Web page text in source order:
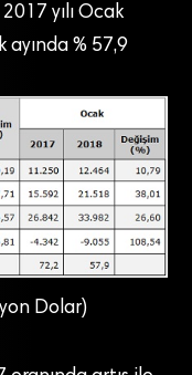
yılı Ocak
ayında % 57,9
Dolar)